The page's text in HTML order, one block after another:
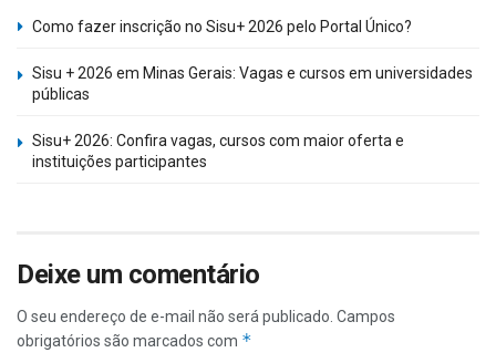
Como fazer inscrição no Sisu+ 2026 pelo Portal Único?
Sisu + 2026 em Minas Gerais: Vagas e cursos em universidades
públicas
Sisu+ 2026: Confira vagas, cursos com maior oferta e
instituições participantes
Deixe um comentário
O seu endereço de e-mail não será publicado. Campos
obrigatórios são marcados com *